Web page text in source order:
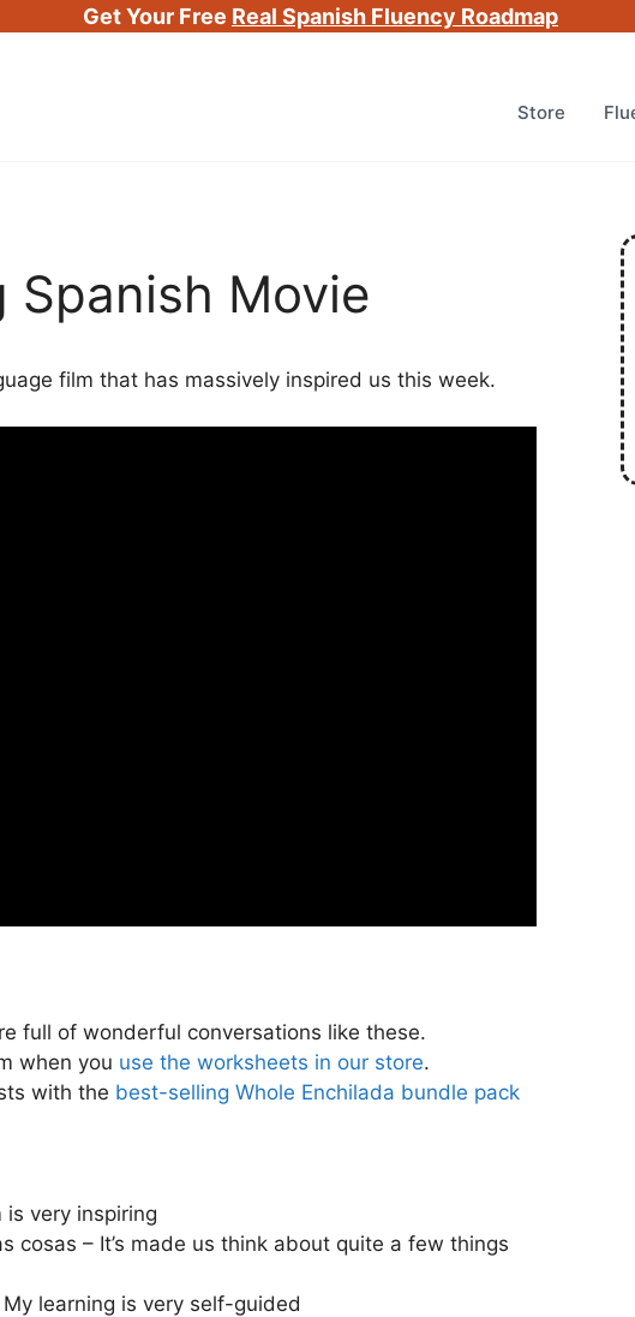
Get Your Free Real Spanish Fluency Roadmap
Store
Spanish Movie
film that has massively inspired us this week.
full of wonderful conversations like these.
when you use the worksheets in our store.
with the best-selling Whole Enchilada bundle pack
is very inspiring
cosas – It’s made us think about quite a few things
learning is very self-guided